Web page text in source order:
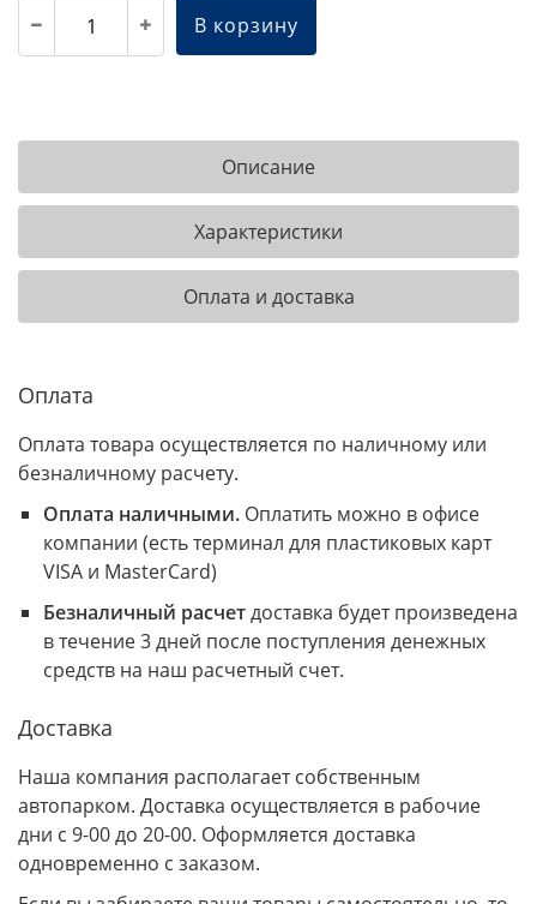
В корзину
Описание
Характеристики
Оплата и доставка
Оплата
Оплата товара осуществляется по наличному или
безналичному расчету.
Оплата наличными. Оплатить можно в офисе
компании (есть терминал для пластиковых карт
VISA и MasterCard)
Безналичный расчетдоставка будет произведена
в течение 3 дней после поступления денежных
средств на наш расчетный счет.
Доставка
Наша компания располагает собственным
автопарком. Доставка осуществляется в рабочие
дни с 9-00 до 20-00. Оформляется доставка
одновременно с заказом.